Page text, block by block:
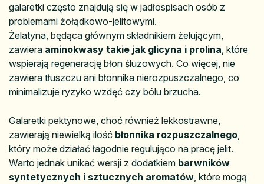
galaretki często znajdują się w jadłospisach osób z
problemami żołądkowo-jelitowymi.
Żelatyna, będąca głównym składnikiem żelującym,
zawiera aminokwasy takie jak glicyna i prolina , które
wspierają regenerację błon śluzowych. Co więcej, nie
zawiera tłuszczu ani błonnika nierozpuszczalnego, co
minimalizuje ryzyko wzdęć czy bólu brzucha.
Galaretki pektynowe, choć również lekkostrawne,
zawierają niewielką ilość błonnika rozpuszczalnego
który może działać łagodnie regulująco na pracę jelit.
Warto jednak unikać wersji z dodatkiem barwników
syntetycznych i sztucznych aromatów , które mogą